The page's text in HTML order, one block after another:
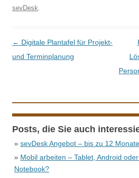
sevDesk.
Beitrags-Navigation
← Digitale Plantafel für Projekt-
und Terminplanung
Posts, die Sie auch
» sevDesk Angebot – bis zu 12
» Mobil arbeiten – Tablet, Android
Notebook?